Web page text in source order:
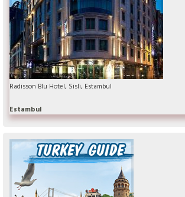
Radisson Blu Hotel, Sisli, Estambul
Estambul